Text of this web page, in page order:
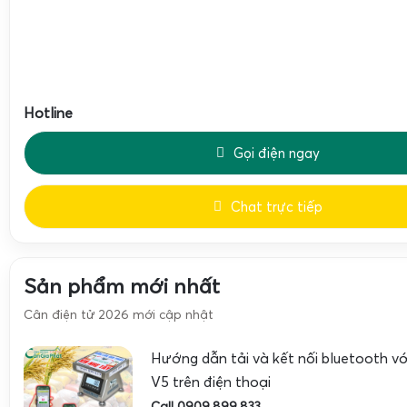
Hotline
Gọi điện ngay
Chat trực tiếp
Sản phẩm mới nhất
Cân điện tử 2026 mới cập nhật
Hướng dẫn tải và kết nối bluetooth
V5 trên điện thoại